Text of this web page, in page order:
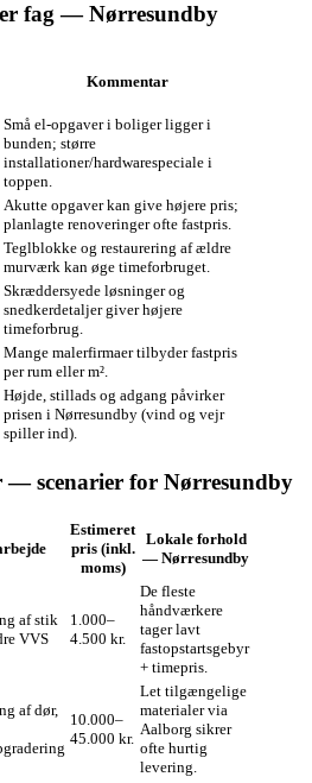
fag — Nørresundby
Kommentar
Små el-opgaver i boliger ligger i
bunden; større
installationer/hardwarespeciale i
toppen.
Akutte opgaver kan give højere pris;
planlagte renoveringer ofte fastpris.
Teglblokke og restaurering af ældre
murværk kan øge timeforbruget.
Skræddersyede løsninger og
snedkerdetaljer giver højere
timeforbrug.
Mange malerfirmaer tilbyder fastpris
per rum eller m².
Højde, stillads og adgang påvirker
prisen i Nørresundby (vind og vejr
spiller ind).
— scenarier for Nørresundby
Estimeret
pris (inkl.
moms)
Lokale forhold
— Nørresundby
af stik
VVS
1.000–
4.500 kr.
De fleste
håndværkere
tager lavt
fastopstartsgebyr
+ timepris.
af dør,
10.000–
45.000 kr.
Let tilgængelige
materialer via
Aalborg sikrer
ofte hurtig
levering.